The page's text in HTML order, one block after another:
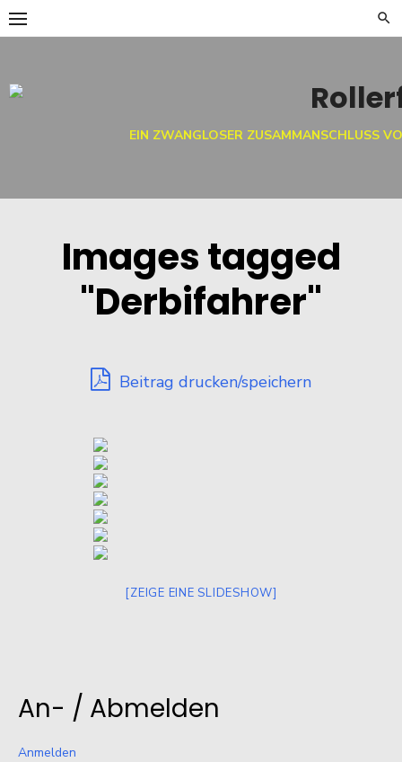
Skip
to
EIN ZWANGLOSER ZUSAMMANSCHLUSS
Images tagged
"Derbifahrer"
Beitrag drucken/speichern
[ZEIGE EINE SLIDESHOW]
An- / Abmelden
Anmelden